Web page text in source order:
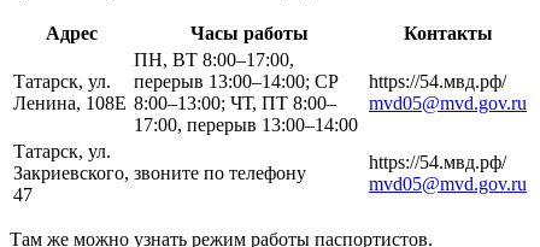
Адрес Часы работы Контакты
Татарск, ул.
Ленина, 108Е
ПН, ВТ 8:00–17:00,
перерыв 13:00–14:00; СР
8:00–13:00; ЧТ, ПТ 8:00–
17:00, перерыв 13:00–14:00
https://54.мвд.рф/
mvd05@mvd.gov.ru
Татарск, ул.
Закриевского,
47
звоните по телефону
https://54.мвд.рф/
mvd05@mvd.gov.ru
Там же можно узнать режим работы паспортистов.